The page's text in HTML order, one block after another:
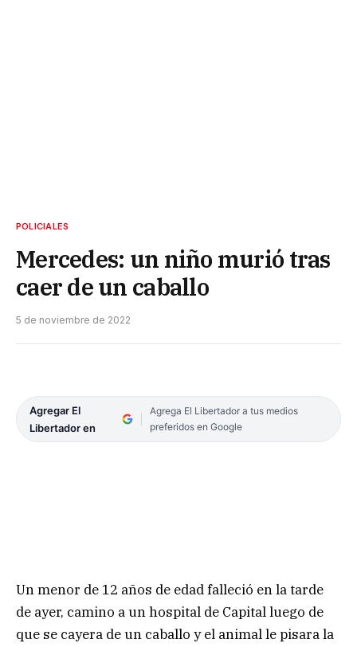
POLICIALES
Mercedes: un niño murió tras
caer de un caballo
5 de noviembre de 2022
Agregar El
Libertador en
Agrega El Libertador a tus medios
preferidos en Google
Un menor de 12 años de edad falleció en la tarde
de ayer, camino a un hospital de Capital luego de
que se cayera de un caballo y el animal le pisara la